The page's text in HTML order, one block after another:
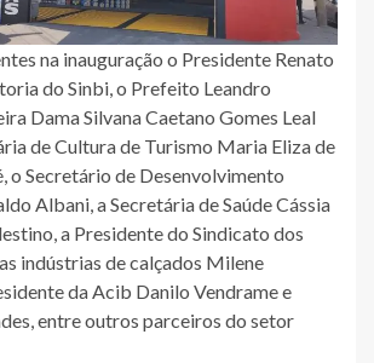
na inauguração o Presidente Renato
do Sinbi, o Prefeito Leandro
Dama Silvana Caetano Gomes Leal
de Cultura de Turismo Maria Eliza de
o Secretário de Desenvolvimento
Albani, a Secretária de Saúde Cássia
a Presidente do Sindicato dos
indústrias de calçados Milene
da Acib Danilo Vendrame e
entre outros parceiros do setor